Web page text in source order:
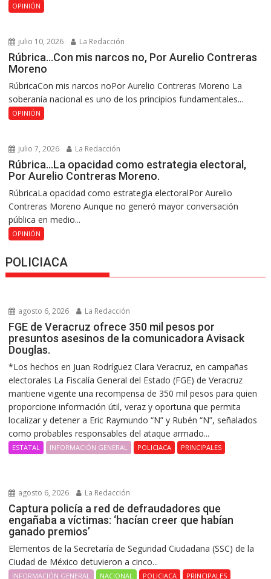
OPINIÓN
julio 10, 2026 La Redacción
Rúbrica…Con mis narcos no, Por Aurelio Contreras
Moreno
RúbricaCon mis narcos noPor Aurelio Contreras Moreno La
soberanía nacional es uno de los principios fundamentales...
OPINIÓN
julio 7, 2026 La Redacción
Rúbrica…La opacidad como estrategia electoral,
Por Aurelio Contreras Moreno.
RúbricaLa opacidad como estrategia electoralPor Aurelio
Contreras Moreno Aunque no generó mayor conversación
pública en medio...
OPINIÓN
POLICIACA
agosto 6, 2026 La Redacción
FGE de Veracruz ofrece 350 mil pesos por
presuntos asesinos de la comunicadora Avisack
Douglas.
*Los hechos en Juan Rodríguez Clara Veracruz, en campañas
electorales La Fiscalía General del Estado (FGE) de Veracruz
mantiene vigente una recompensa de 350 mil pesos para quien
proporcione información útil, veraz y oportuna que permita
localizar y detener a Eric Raymundo “N” y Rubén “N”, señalados
como probables responsables del ataque armado...
ESTATAL INFORMACIÓN GENERAL POLICIACA PRINCIPALES
agosto 6, 2026 La Redacción
Captura policía a red de defraudadores que
engañaba a víctimas: ‘hacían creer que habían
ganado premios’
Elementos de la Secretaría de Seguridad Ciudadana (SSC) de la
Ciudad de México detuvieron a cinco...
INFORMACIÓN GENERAL NACIONAL POLICIACA PRINCIPALES